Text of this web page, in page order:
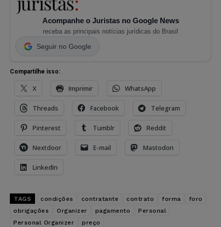
Acompanhe o Juristas no Google News
receba as principais notícias jurídicas do Brasil
Seguir no Google
Compartilhe isso:
X Imprimir WhatsApp
Threads Facebook Telegram
Pinterest Tumblr Reddit
Nextdoor E-mail Mastodon
LinkedIn
TAGS condições contratante contrato forma
foro
obrigações
Organizer pagamento
Personal
Personal Organizer
preço